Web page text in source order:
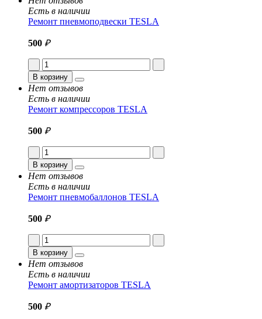
Есть в наличии
Ремонт пневмоподвески TESLA
500 ₽
В корзину
Нет отзывов
Есть в наличии
Ремонт компрессоров TESLA
500 ₽
В корзину
Нет отзывов
Есть в наличии
Ремонт пневмобаллонов TESLA
500 ₽
В корзину
Нет отзывов
Есть в наличии
Ремонт амортизаторов TESLA
500 ₽